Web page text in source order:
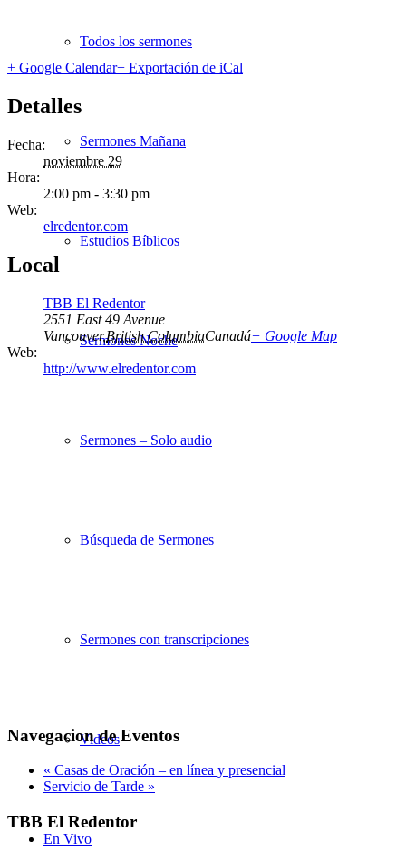
Todos los sermones
Sermones Mañana
Estudios Bíblicos
Sermones Noche
Sermones – Solo audio
Búsqueda de Sermones
Sermones con transcripciones
Videos
En Vivo
+ Google Calendar+ Exportación de iCal
Detalles
Fecha:
noviembre 29
Hora:
2:00 pm - 3:30 pm
Web:
elredentor.com
Local
TBB El Redentor
2551 East 49 Avenue
Vancouver,British ColumbiaCanadá+ Google Map
Web:
http://www.elredentor.com
Navegacion de Eventos
« Casas de Oración – en línea y presencial
Servicio de Tarde »
TBB El Redentor